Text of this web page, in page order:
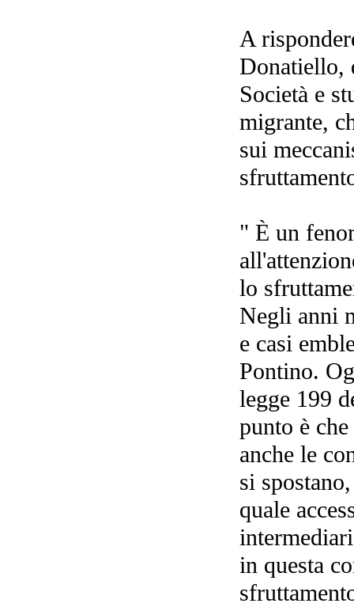
A
Donatiello,
Società e
migrante,
sui
" È un
lo
Negli anni
e casi
Pontino.
legge 199
punto è
anche le
si
quale
in questa